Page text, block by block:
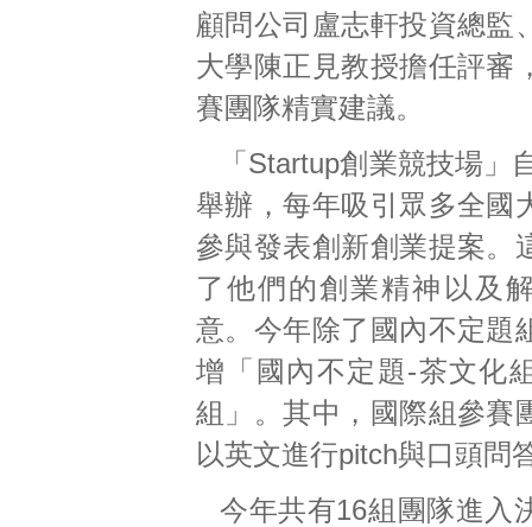
顧問公司盧志軒投資總監
大學陳正見教授擔任評審
賽團隊精實建議。
「Startup創業競技場」
舉辦，每年吸引眾多全國
參與發表創新創業提案。
了他們的創業精神以及
意。今年除了國內不定題
增「國內不定題-茶文化
組」。其中，國際組參賽
以英文進行pitch與口頭問
今年共有16組團隊進入